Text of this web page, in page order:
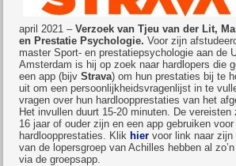
april 2021 –Verzoek van Tjeu van der Lit,
en Prestatie Psychologie.Voor zijn
master Sport- en prestatiepsychologie aan de
Amsterdam is hij op zoek naar hardlopers die
een app (bijv Strava) om hun prestaties bij te
uit om een persoonlijkheidsvragenlijst in te
vragen over hun hardloopprestaties van het
Het invullen duurt 15-20 minuten. De vereisten
16 jaar of ouder zijn en een app gebruiken voor
hardloopprestaties. Klik hier voor link naar
van de lopersgroep van Achilles hebben al
via de groepsapp.